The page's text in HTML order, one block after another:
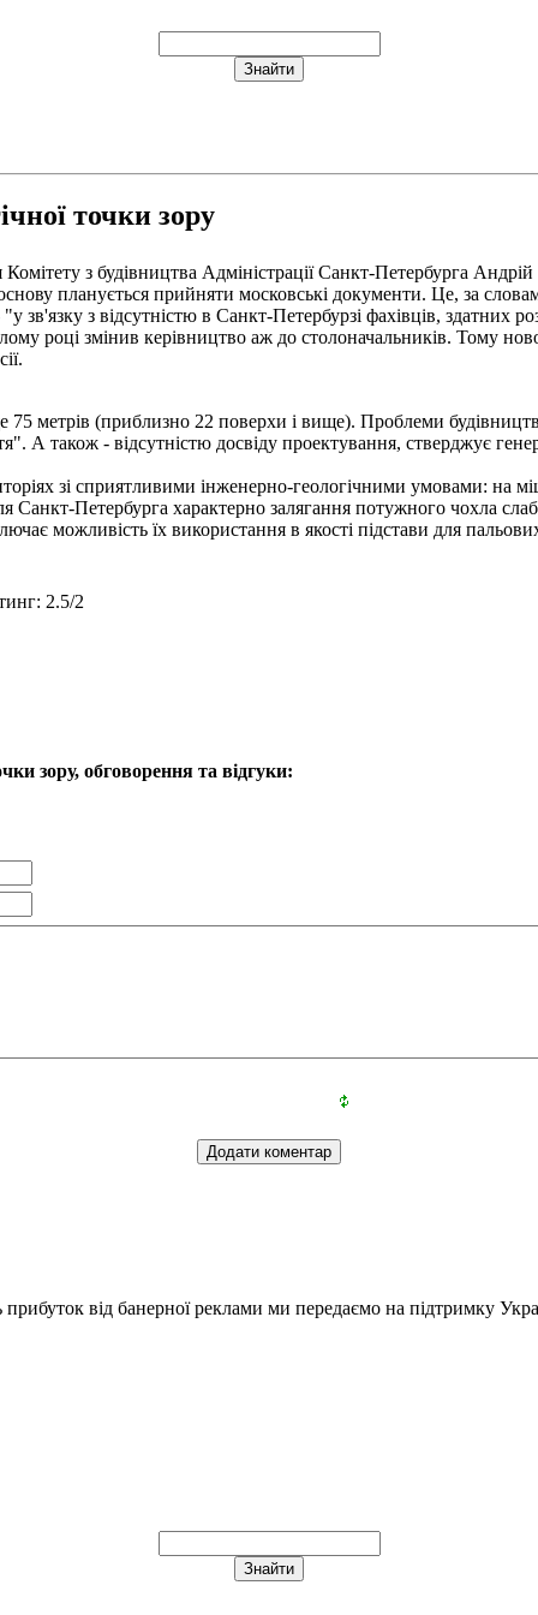
точки зору
з будівництва Адміністрації Санкт-Петербурга
планується прийняти московські документи. Це, за
зв'язку з відсутністю в Санкт-Петербурзі фахівців, здатних
році змінив керівництво аж до столоначальників. Тому
метрів (приблизно 22 поверхи і вище). Проблеми
А також - відсутністю досвіду проектування, стверджує
зі сприятливими інженерно-геологічними умовами: на
Петербурга характерно залягання потужного чохла
можливість їх використання в якості підстави для
: 2.5/2
зору, обговорення та відгуки:
прибуток від банерної реклами ми передаємо на підтримку